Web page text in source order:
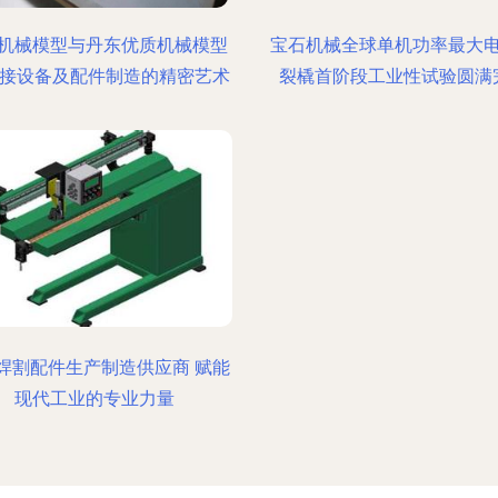
械模型与丹东优质机械模型
设备及配件制造的精密艺术
宝石机械全球单机功率最大
裂橇首阶段工业性试验圆满
割配件生产制造供应商 赋能
现代工业的专业力量